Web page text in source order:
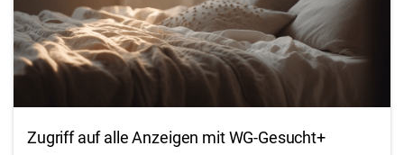
Zugriff auf alle Anzeigen mit WG-Gesucht+